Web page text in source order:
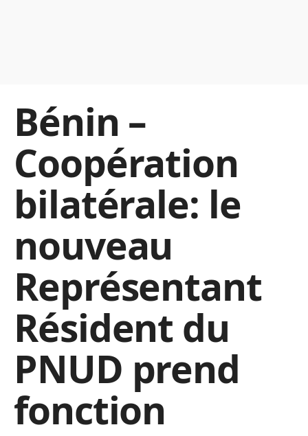
Bénin –
Coopération
bilatérale: le
nouveau
Représentant
Résident du
PNUD prend
fonction